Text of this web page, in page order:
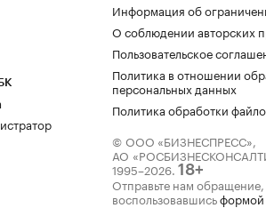
Информация об
О соблюдении авторских
Пользовательское
Политика в отношении
персональных данных
Политика обработки
© ООО «БИЗНЕСПРЕСС»,
АО
1995–2026. 18+
Отправьте нам обращение,
воспользовавшисьформой